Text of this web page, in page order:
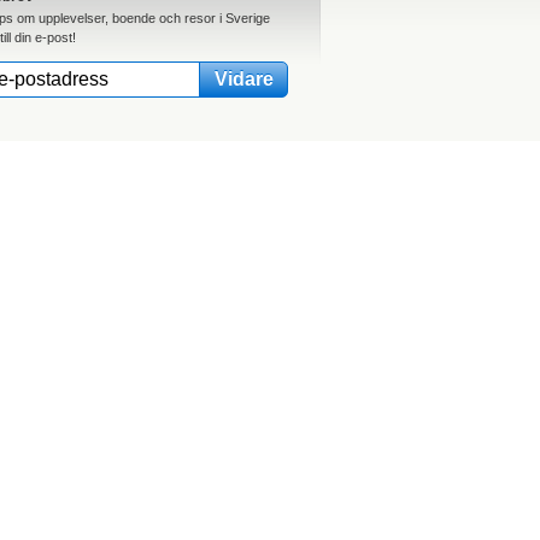
om upplevelser, boende och resor i Sverige
din e-post!